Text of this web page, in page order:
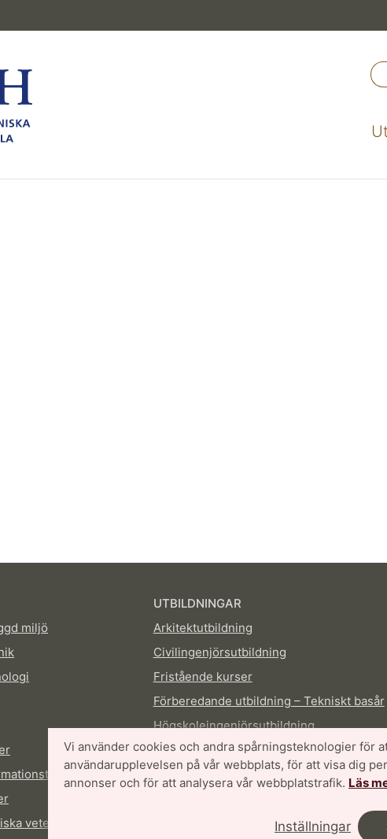
Vi använder cookies och andra spårningsteknologier för
användarupplevelsen på vår webbplats, för att visa dig
annonser och för att analysera vår webbplatstrafik. Läs
Inställningar
miljö
vetenskaper
UTBILDNINGAR
Arkitektutbildning
Civilingenjörsutbildning
Fristående kurser
Förberedande utbildning – Tekniskt basår
Högskoleingenjörsutbildning
Kandidatutbildning – industridesign,
Kandidatutbildning – trafikflyg